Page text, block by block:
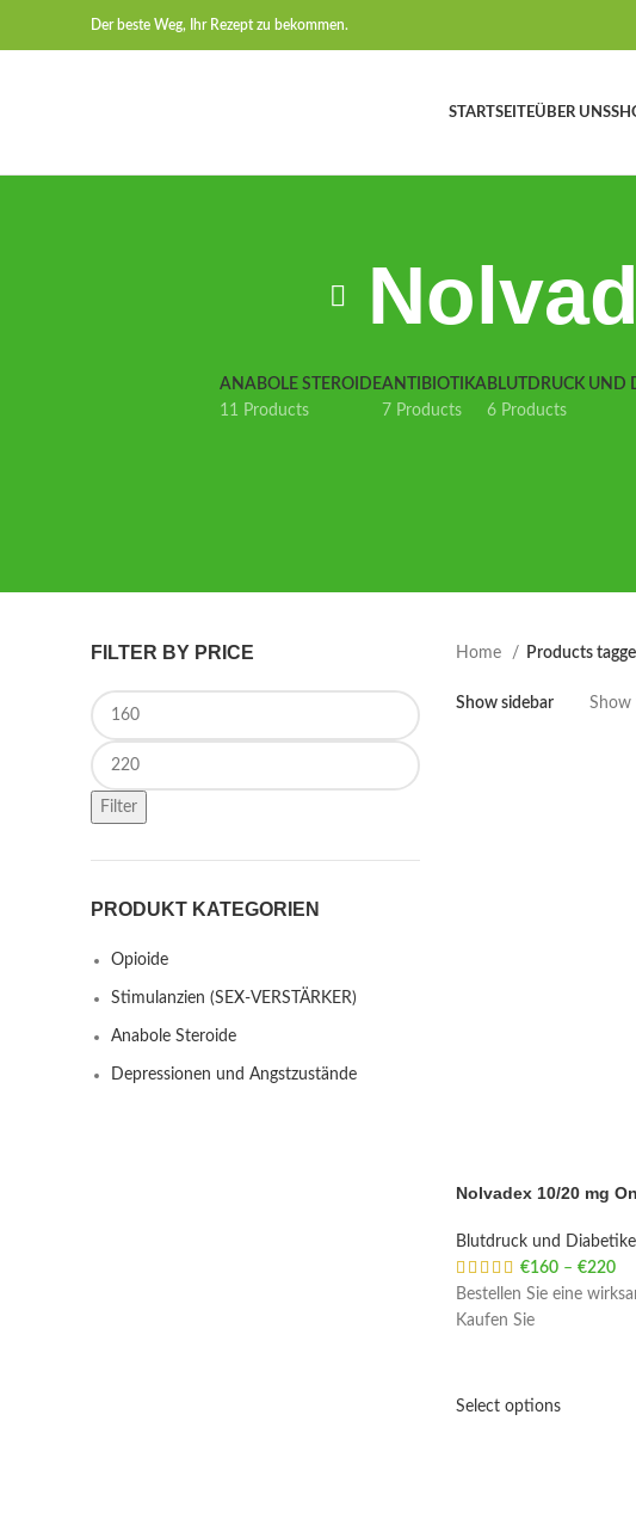
Der beste Weg, Ihr Rezept zu bekommen.
STARTSEITEÜBER UNS
ANABOLE STEROIDE
11 Products
ANTIBIOTIKA
7 Products
BLUTDRUCK UND
6 Products
FILTER BY PRICE
Min price
Max price
Filter
PRODUKT KATEGORIEN
Opioide
Stimulanzien (SEX-VERSTÄRKER)
Anabole Steroide
Depressionen und Angstzustände
Home Products
Show sidebar Show
Nolvadex 10/20 mg
Blutdruck und
€160 – €220
Bestellen Sie eine
Kaufen Sie
Select options